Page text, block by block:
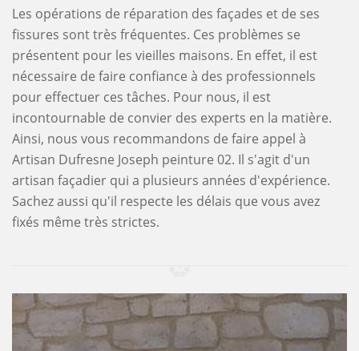
Les opérations de réparation des façades et de ses
fissures sont très fréquentes. Ces problèmes se
présentent pour les vieilles maisons. En effet, il est
nécessaire de faire confiance à des professionnels
pour effectuer ces tâches. Pour nous, il est
incontournable de convier des experts en la matière.
Ainsi, nous vous recommandons de faire appel à
Artisan Dufresne Joseph peinture 02. Il s'agit d'un
artisan façadier qui a plusieurs années d'expérience.
Sachez aussi qu'il respecte les délais que vous avez
fixés même très strictes.